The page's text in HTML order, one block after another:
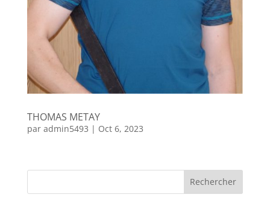
THOMAS METAY
par admin5493 | Oct 6, 2023